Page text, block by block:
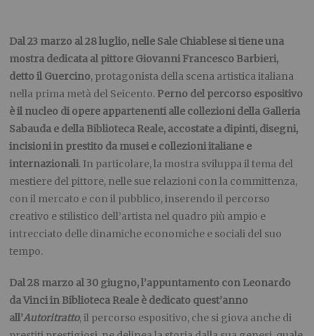
Dal 23 marzo al 28 luglio, nelle Sale Chiablese si tiene una
mostra dedicata al pittore Giovanni Francesco Barbieri,
detto il Guercino, protagonista della scena artistica italiana
nella prima metà del Seicento. Perno del percorso espositivo
è il nucleo di opere appartenenti alle collezioni della Galleria
Sabauda e della Biblioteca Reale, accostate a dipinti, disegni,
incisioni in prestito da musei e collezioni italiane e
internazionali. In particolare, la mostra sviluppa il tema del
mestiere del pittore, nelle sue relazioni con la committenza,
con il mercato e con il pubblico, inserendo il percorso
creativo e stilistico dell’artista nel quadro più ampio e
intrecciato delle dinamiche economiche e sociali del suo
tempo.
Dal 28 marzo al 30 giugno, l’appuntamento con Leonardo
da Vinci in Biblioteca Reale è dedicato quest’anno
all’Autoritratto, il percorso espositivo, che si giova anche di